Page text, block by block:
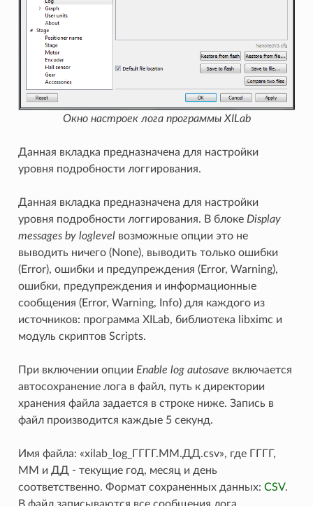
Окно настроек лога программы XILab
Данная вкладка предназначена для настройки
уровня подробности логгирования.
Данная вкладка предназначена для настройки
уровня подробности логгирования. В блоке Display
messages by loglevelвозможные опции это не
выводить ничего (None), выводить только ошибки
(Error), ошибки и предупреждения (Error, Warning),
ошибки, предупреждения и информационные
сообщения (Error, Warning, Info) для каждого из
источников: программа XILab, библиотека libximc и
модуль скриптов Scripts.
При включении опции Enable log autosave включается
автосохранение лога в файл, путь к директории
хранения файла задается в строке ниже. Запись в
файл производится каждые 5 секунд.
Имя файла: «xilab_log_ГГГГ.ММ.ДД.csv», где ГГГГ,
ММ и ДД - текущие год, месяц и день
соответственно. Формат сохраненных данных: CSV.
В файл записываются все сообщения лога